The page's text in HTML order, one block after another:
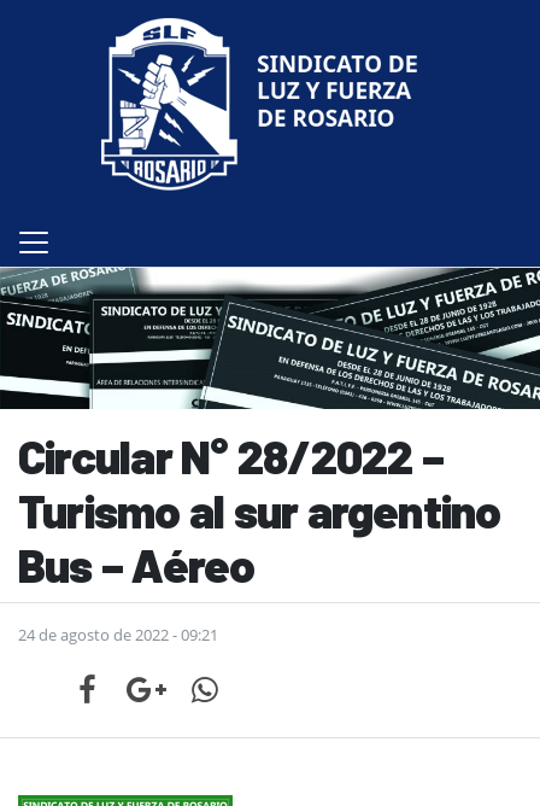
Circular N° 28/2022 –
Turismo al sur argentino
Bus – Aéreo
24 de agosto de 2022 - 09:21